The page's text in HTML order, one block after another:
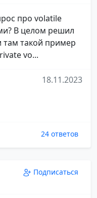
про volatile
В целом решил
там такой пример
vo...
18.11.2023
24 ответов
Подписаться